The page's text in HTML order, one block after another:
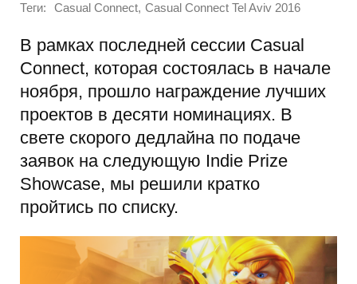
Теги: Casual Connect, Casual Connect Tel Aviv 2016
В рамках последней сессии Casual
Connect, которая состоялась в начале
ноября, прошло награждение лучших
проектов в десяти номинациях. В
свете скорого дедлайна по подаче
заявок на следующую Indie Prize
Showcase, мы решили кратко
пройтись по списку.